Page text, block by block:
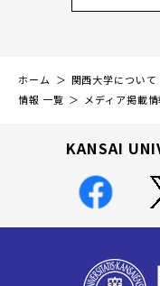
ホーム 関西大学について
情報 一覧
メディア掲載
KANSAI